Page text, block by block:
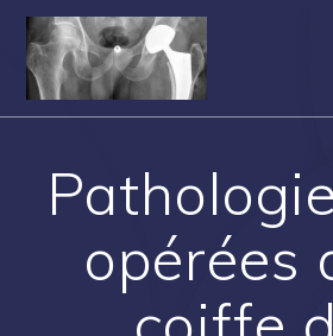
opérées